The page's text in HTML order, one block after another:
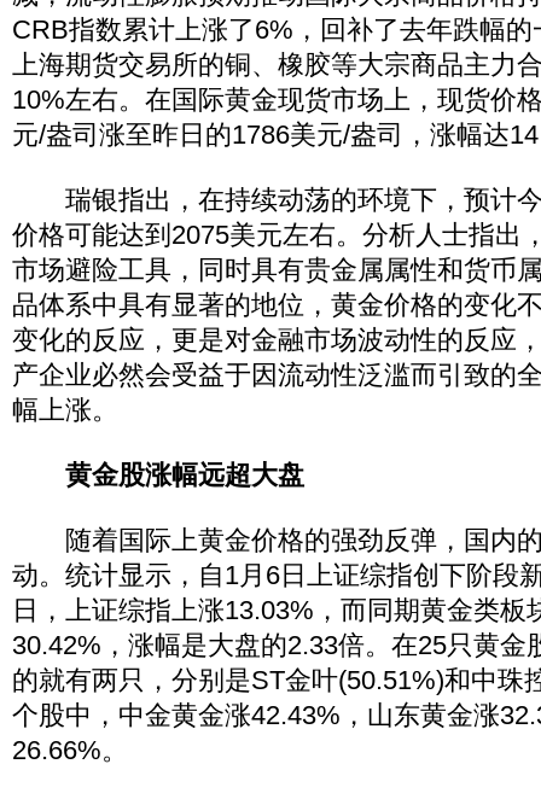
CRB指数累计上涨了6%，回补了去年跌幅
上海期货交易所的铜、橡胶等大宗商品主力
10%左右。在国际黄金现货市场上，现货价
元/盎司涨至昨日的1786美元/盎司，涨幅达
瑞银指出，在持续动荡的环境下，预计
价格可能达到2075美元左右。分析人士指出
市场避险工具，同时具有贵金属属性和货币
品体系中具有显著的地位，黄金价格的变化
变化的反应，更是对金融市场波动性的反应
产企业必然会受益于因流动性泛滥而引致的
幅上涨。
黄金股涨幅远超大盘
随着国际上黄金价格的强劲反弹，国内
动。统计显示，自1月6日上证综指创下阶段
日，上证综指上涨13.03%，而同期黄金类板
30.42%，涨幅是大盘的2.33倍。在25只黄金
的就有两只，分别是ST金叶(50.51%)和中珠
个股中，中金黄金涨42.43%，山东黄金涨
26.66%。